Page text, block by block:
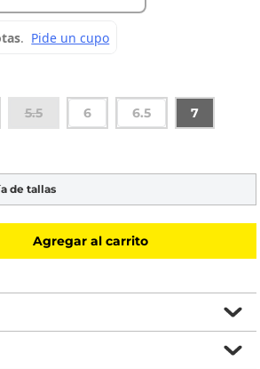
5.5 6 6.5 7
de tallas
Agregar al carrito